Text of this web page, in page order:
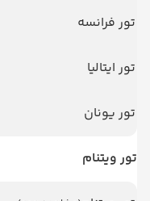
تور فرانسه
تور ایتالیا
تور یونان
تور ویتنام
در حال حاضر کلیه
ایرعربیا، سلام ایر
مانند تور
گردشگران
قیمت مناسب تری دارد.